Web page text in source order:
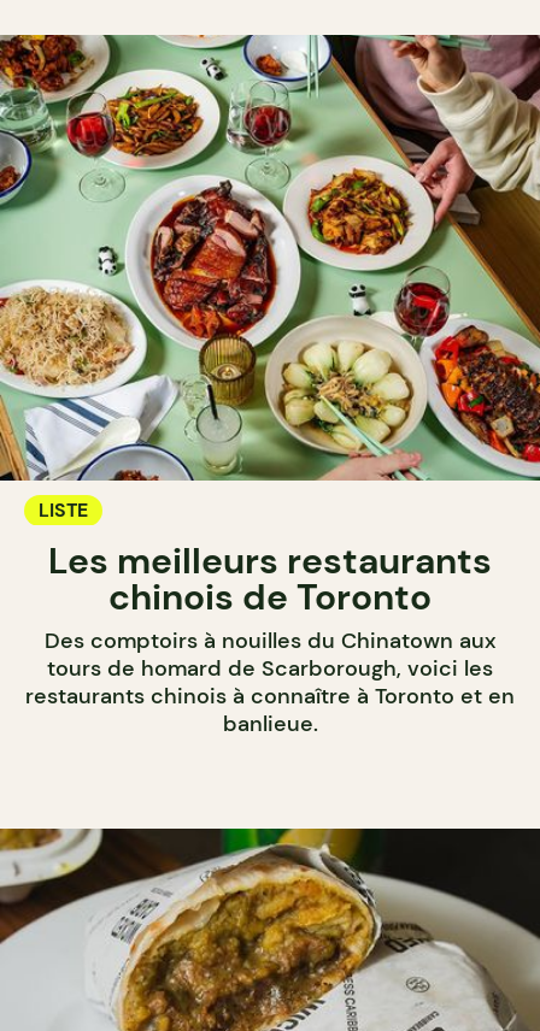
LISTE
Les meilleurs restaurants
chinois de Toronto
Des comptoirs à nouilles du Chinatown aux
tours de homard de Scarborough, voici les
restaurants chinois à connaître à Toronto et en
banlieue.